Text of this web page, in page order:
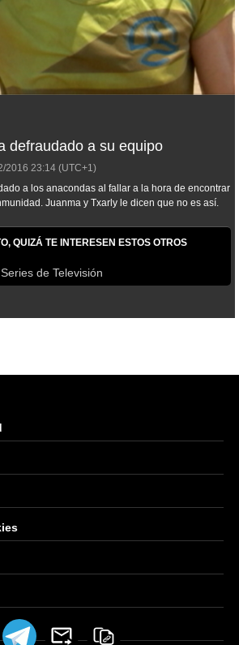
defraudado a su equipo
2016 23:14 (UTC+1)
a los anacondas al fallar a la hora de encontrar
Juanma y Txarly le dicen que no es así.
QUIZÁ TE INTERESEN ESTOS OTROS
Series de Televisión